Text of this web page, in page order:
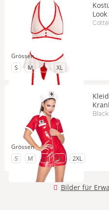
Look
Grössen
zu Grösse
S zu Grösse
M zu Grösse
L zu Grösse
XL
Black
Grössen
zu Grösse
S- Bald wieder verfügbar
zu Grösse
M- Bald wieder verfügbar
zu Grösse
L zu Grösse
XL zu Grösse
2XL
Bilder für